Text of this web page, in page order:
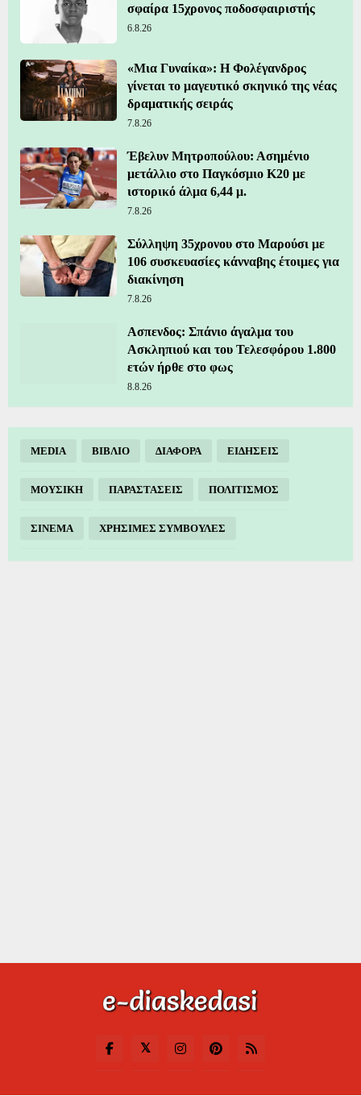
σφαίρα 15χρονος ποδοσφαιριστής
6.8.26
«Μια Γυναίκα»: Η Φολέγανδρος
γίνεται το μαγευτικό σκηνικό της νέας
δραματικής σειράς
7.8.26
Έβελυν Μητροπούλου: Ασημένιο
μετάλλιο στο Παγκόσμιο Κ20 με
ιστορικό άλμα 6,44 μ.
7.8.26
Σύλληψη 35χρονου στο Μαρούσι με
106 συσκευασίες κάνναβης έτοιμες για
διακίνηση
7.8.26
Ασπενδος: Σπάνιο άγαλμα του
Ασκληπιού και του Τελεσφόρου 1.800
ετών ήρθε στο φως
8.8.26
MEDIA ΒΙΒΛΙΟ ΔΙΑΦΟΡΑ ΕΙΔΗΣΕΙΣ
ΜΟΥΣΙΚΗ ΠΑΡΑΣΤΑΣΕΙΣ ΠΟΛΙΤΙΣΜΟΣ
ΣΙΝΕΜΑ ΧΡΗΣΙΜΕΣ ΣΥΜΒΟΥΛΕΣ